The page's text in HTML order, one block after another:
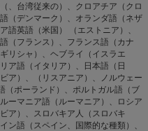
、台湾従来の）、クロアチア（クロ
（デンマーク）、オランダ語（ネザ
語英語（米国） （エストニア）、
（フランス）、フランス語（カナ
リシャ）、ヘブライ（イスラエ
ア語（イタリア）、日本語（日
ア）、（リスアニア）、ノルウェー
（ポーランド）、ポルトガル語（ブ
ーマニア語（ルーマニア）、ロシア
ア）、スロバキア人（スロバキ
ン語（スペイン、国際的な種類）、